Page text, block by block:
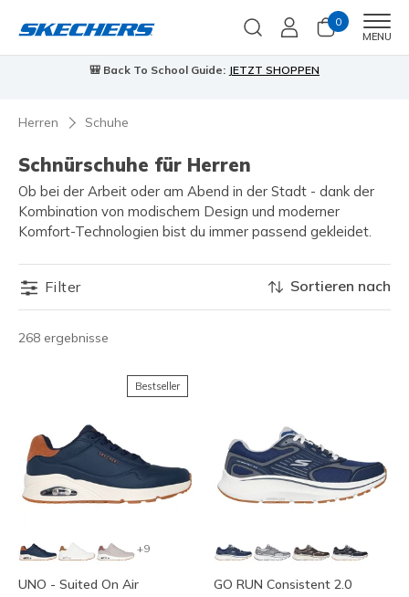
0
MENU
🎒 Back To School Guide: JETZT SHOPPEN
Herren Schuhe
Schnürschuhe für Herren
Ob bei der Arbeit oder am Abend in der Stadt - dank der
Kombination von modischem Design und moderner
Komfort-Technologien bist du immer passend gekleidet.
Filter
268 ergebnisse
Sortieren nach
Bestseller
+9
UNO - Suited On Air GO RUN Consistent 2.0